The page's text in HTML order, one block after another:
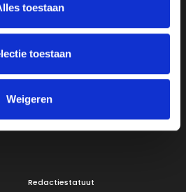
toestaan
toestaan
Weigeren
Redactiestatuut